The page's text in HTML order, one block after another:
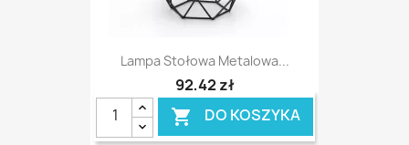
Lampa Stołowa Metalowa...
92,42 zł
 DO KOSZYKA